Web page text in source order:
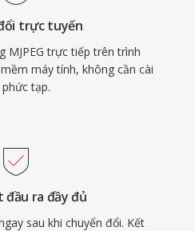
dạng đạt tỷ lệ nén
20:1 trong khi duy trì
mặc dù ở tốc độ bit
các phương pháp nén
tương đương. Luồng
đơn giản của codec
tin cậy ngay cả trên
nguyên hạn chế.
trực tuyến
MJPEG trực tiếp trên trình
máy tính, không cần cài
tạp.
đầu ra đầy đủ
sau khi chuyển đổi. Kết